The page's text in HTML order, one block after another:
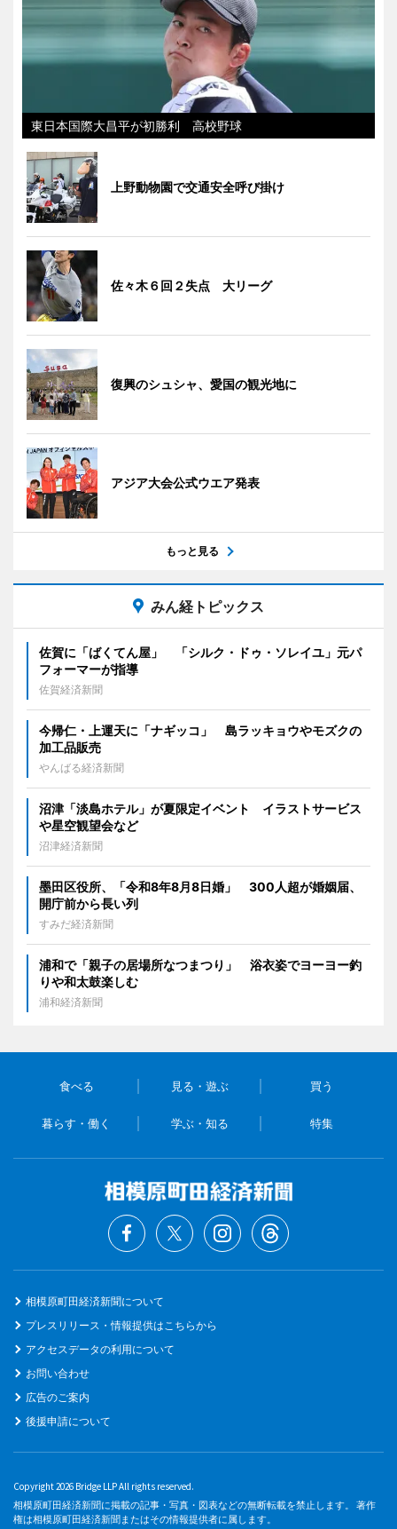
東日本国際大昌平が初勝利 高校野球
上野動物園で交通安全呼び掛け
佐々木６回２失点 大リーグ
復興のシュシャ、愛国の観光地に
アジア大会公式ウエア発表
もっと見る
みん経トピックス
佐賀に「ばくてん屋」 「シルク・ドゥ・ソレイユ」元パ
フォーマーが指導
佐賀経済新聞
今帰仁・上運天に「ナギッコ」 島ラッキョウやモズクの
加工品販売
やんばる経済新聞
沼津「淡島ホテル」が夏限定イベント イラストサービス
や星空観望会など
沼津経済新聞
墨田区役所、「令和8年8月8日婚」 300人超が婚姻届、
開庁前から長い列
すみだ経済新聞
浦和で「親子の居場所なつまつり」 浴衣姿でヨーヨー釣
りや和太鼓楽しむ
浦和経済新聞
食べる 見る・遊ぶ 買う
暮らす・働く 学ぶ・知る 特集
相模原町田経済新聞について
プレスリリース・情報提供はこちらから
アクセスデータの利用について
お問い合わせ
広告のご案内
後援申請について
Copyright 2026 Bridge LLP All rights reserved.
相模原町田経済新聞に掲載の記事・写真・図表などの無断転載を禁止します。 著作
権は相模原町田経済新聞またはその情報提供者に属します。